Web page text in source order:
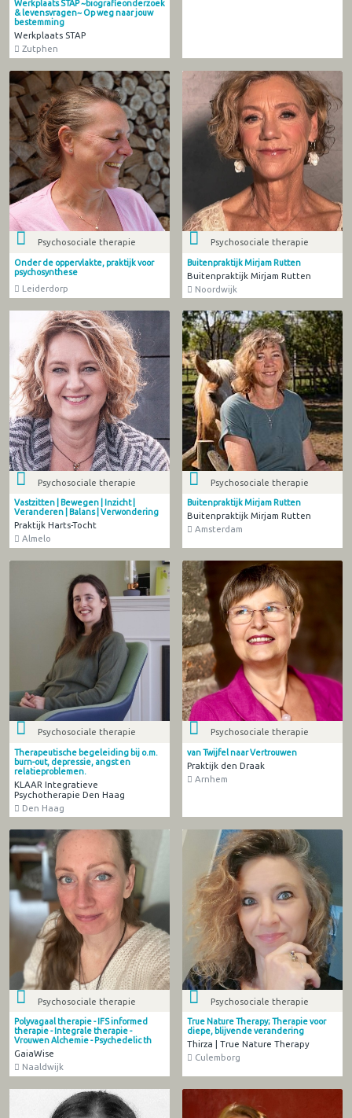
Werkplaats STAP ~biografieonderzoek
& levensvragen~ Op weg naar jouw
bestemming
Werkplaats STAP
Zutphen
Psychosociale therapie
Onder de oppervlakte, praktijk voor
psychosynthese
Leiderdorp
Psychosociale therapie
Buitenpraktijk Mirjam Rutten
Buitenpraktijk Mirjam Rutten
Noordwijk
Psychosociale therapie
Vastzitten | Bewegen | Inzicht |
Veranderen | Balans | Verwondering
Praktijk Harts-Tocht
Almelo
Psychosociale therapie
Buitenpraktijk Mirjam Rutten
Buitenpraktijk Mirjam Rutten
Amsterdam
Psychosociale therapie
Therapeutische begeleiding bij o.m.
burn-out, depressie, angst en
relatieproblemen.
KLAAR Integratieve
Psychotherapie Den Haag
Den Haag
Psychosociale therapie
van Twijfel naar Vertrouwen
Praktijk den Draak
Arnhem
Psychosociale therapie
Polyvagaal therapie - IFS informed
therapie - Integrale therapie -
Vrouwen Alchemie - Psychedelic th
GaiaWise
Naaldwijk
Psychosociale therapie
True Nature Therapy; Therapie voor
diepe, blijvende verandering
Thirza | True Nature Therapy
Culemborg